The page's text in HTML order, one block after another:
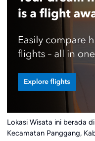
Lokasi Wisata ini berada
Kecamatan Panggang,